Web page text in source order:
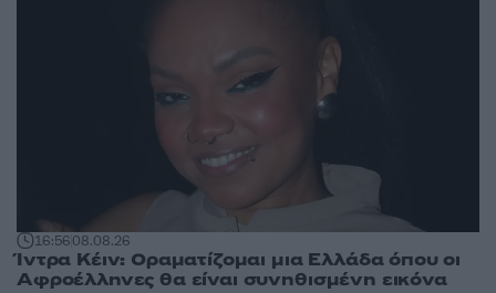
16:5608.08.26
Ίντρα Κέιν: Οραματίζομαι μια Ελλάδα όπου οι
Αφροέλληνες θα είναι συνηθισμένη εικόνα